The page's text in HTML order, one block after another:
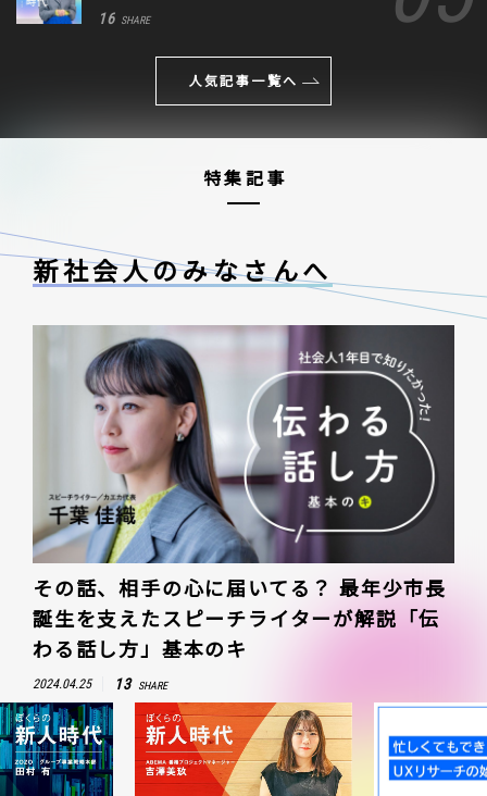
生きる道
16 SHARE
人気記事一覧へ
特集記事
新社会人のみなさんへ
その話、相手の心に届いてる？ 最年少市長
誕生を支えたスピーチライターが解説「伝
わる話し方」基本のキ
2024.04.25 13 SHARE